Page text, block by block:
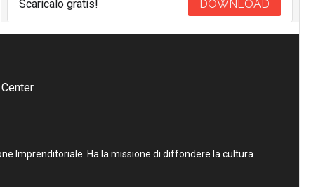
Scaricalo gratis! DOWNLOAD
Imprenditoriale. Ha la missione di diffondere la cultura